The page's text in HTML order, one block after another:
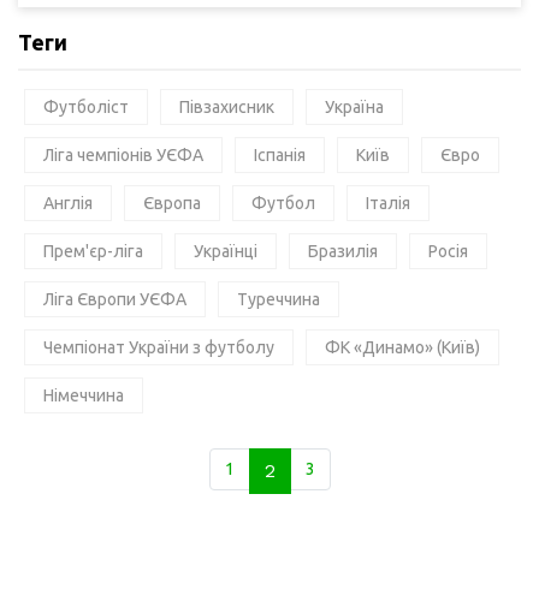
Теги
Футболіст Півзахисник Україна
Ліга чемпіонів УЄФА Іспанія Київ Євро
Англія Європа Футбол Італія
Прем'єр-ліга Українці Бразилія Росія
Ліга Європи УЄФА Туреччина
Чемпіонат України з футболу ФК «Динамо» (Київ)
Німеччина
1 2 3